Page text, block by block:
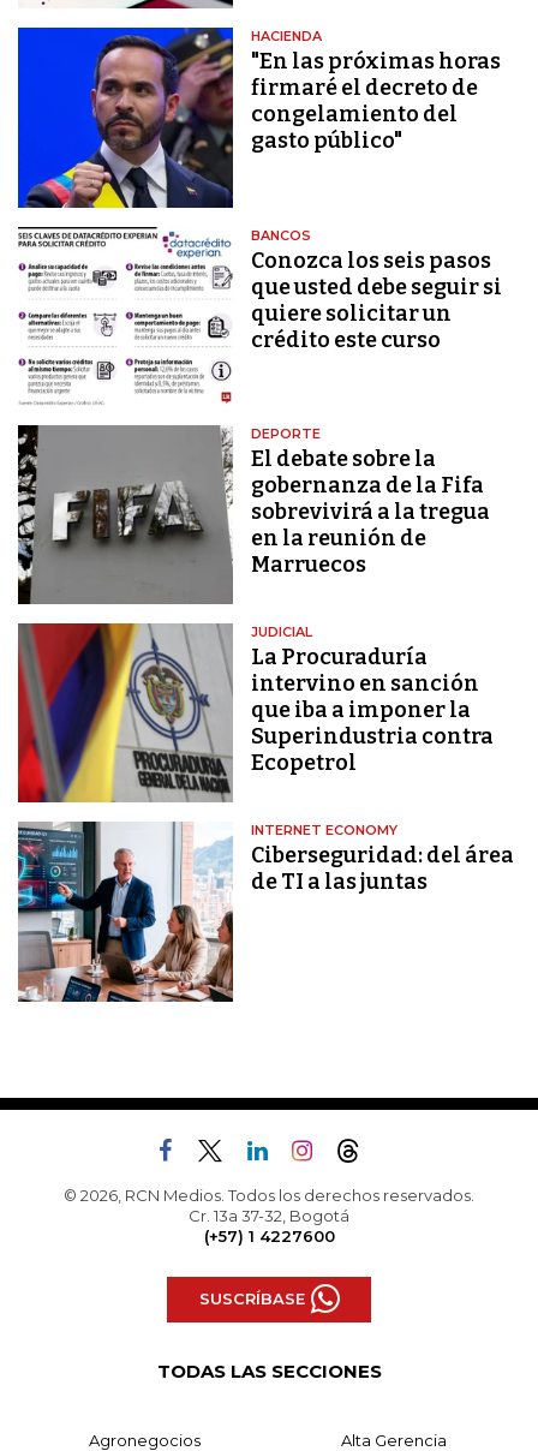
HACIENDA
"En las próximas horas
firmaré el decreto de
congelamiento del
gasto público"
BANCOS
Conozca los seis pasos
que usted debe seguir si
quiere solicitar un
crédito este curso
DEPORTE
El debate sobre la
gobernanza de la Fifa
sobrevivirá a la tregua
en la reunión de
Marruecos
JUDICIAL
La Procuraduría
intervino en sanción
que iba a imponer la
Superindustria contra
Ecopetrol
INTERNET ECONOMY
Ciberseguridad: del área
de TI a las juntas
© 2026, RCN Medios. Todos los derechos reservados.
Cr. 13a 37-32, Bogotá
(+57) 1 4227600
SUSCRÍBASE
TODAS LAS SECCIONES
Agronegocios Alta Gerencia